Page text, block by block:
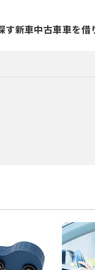
す新車中古車車を借